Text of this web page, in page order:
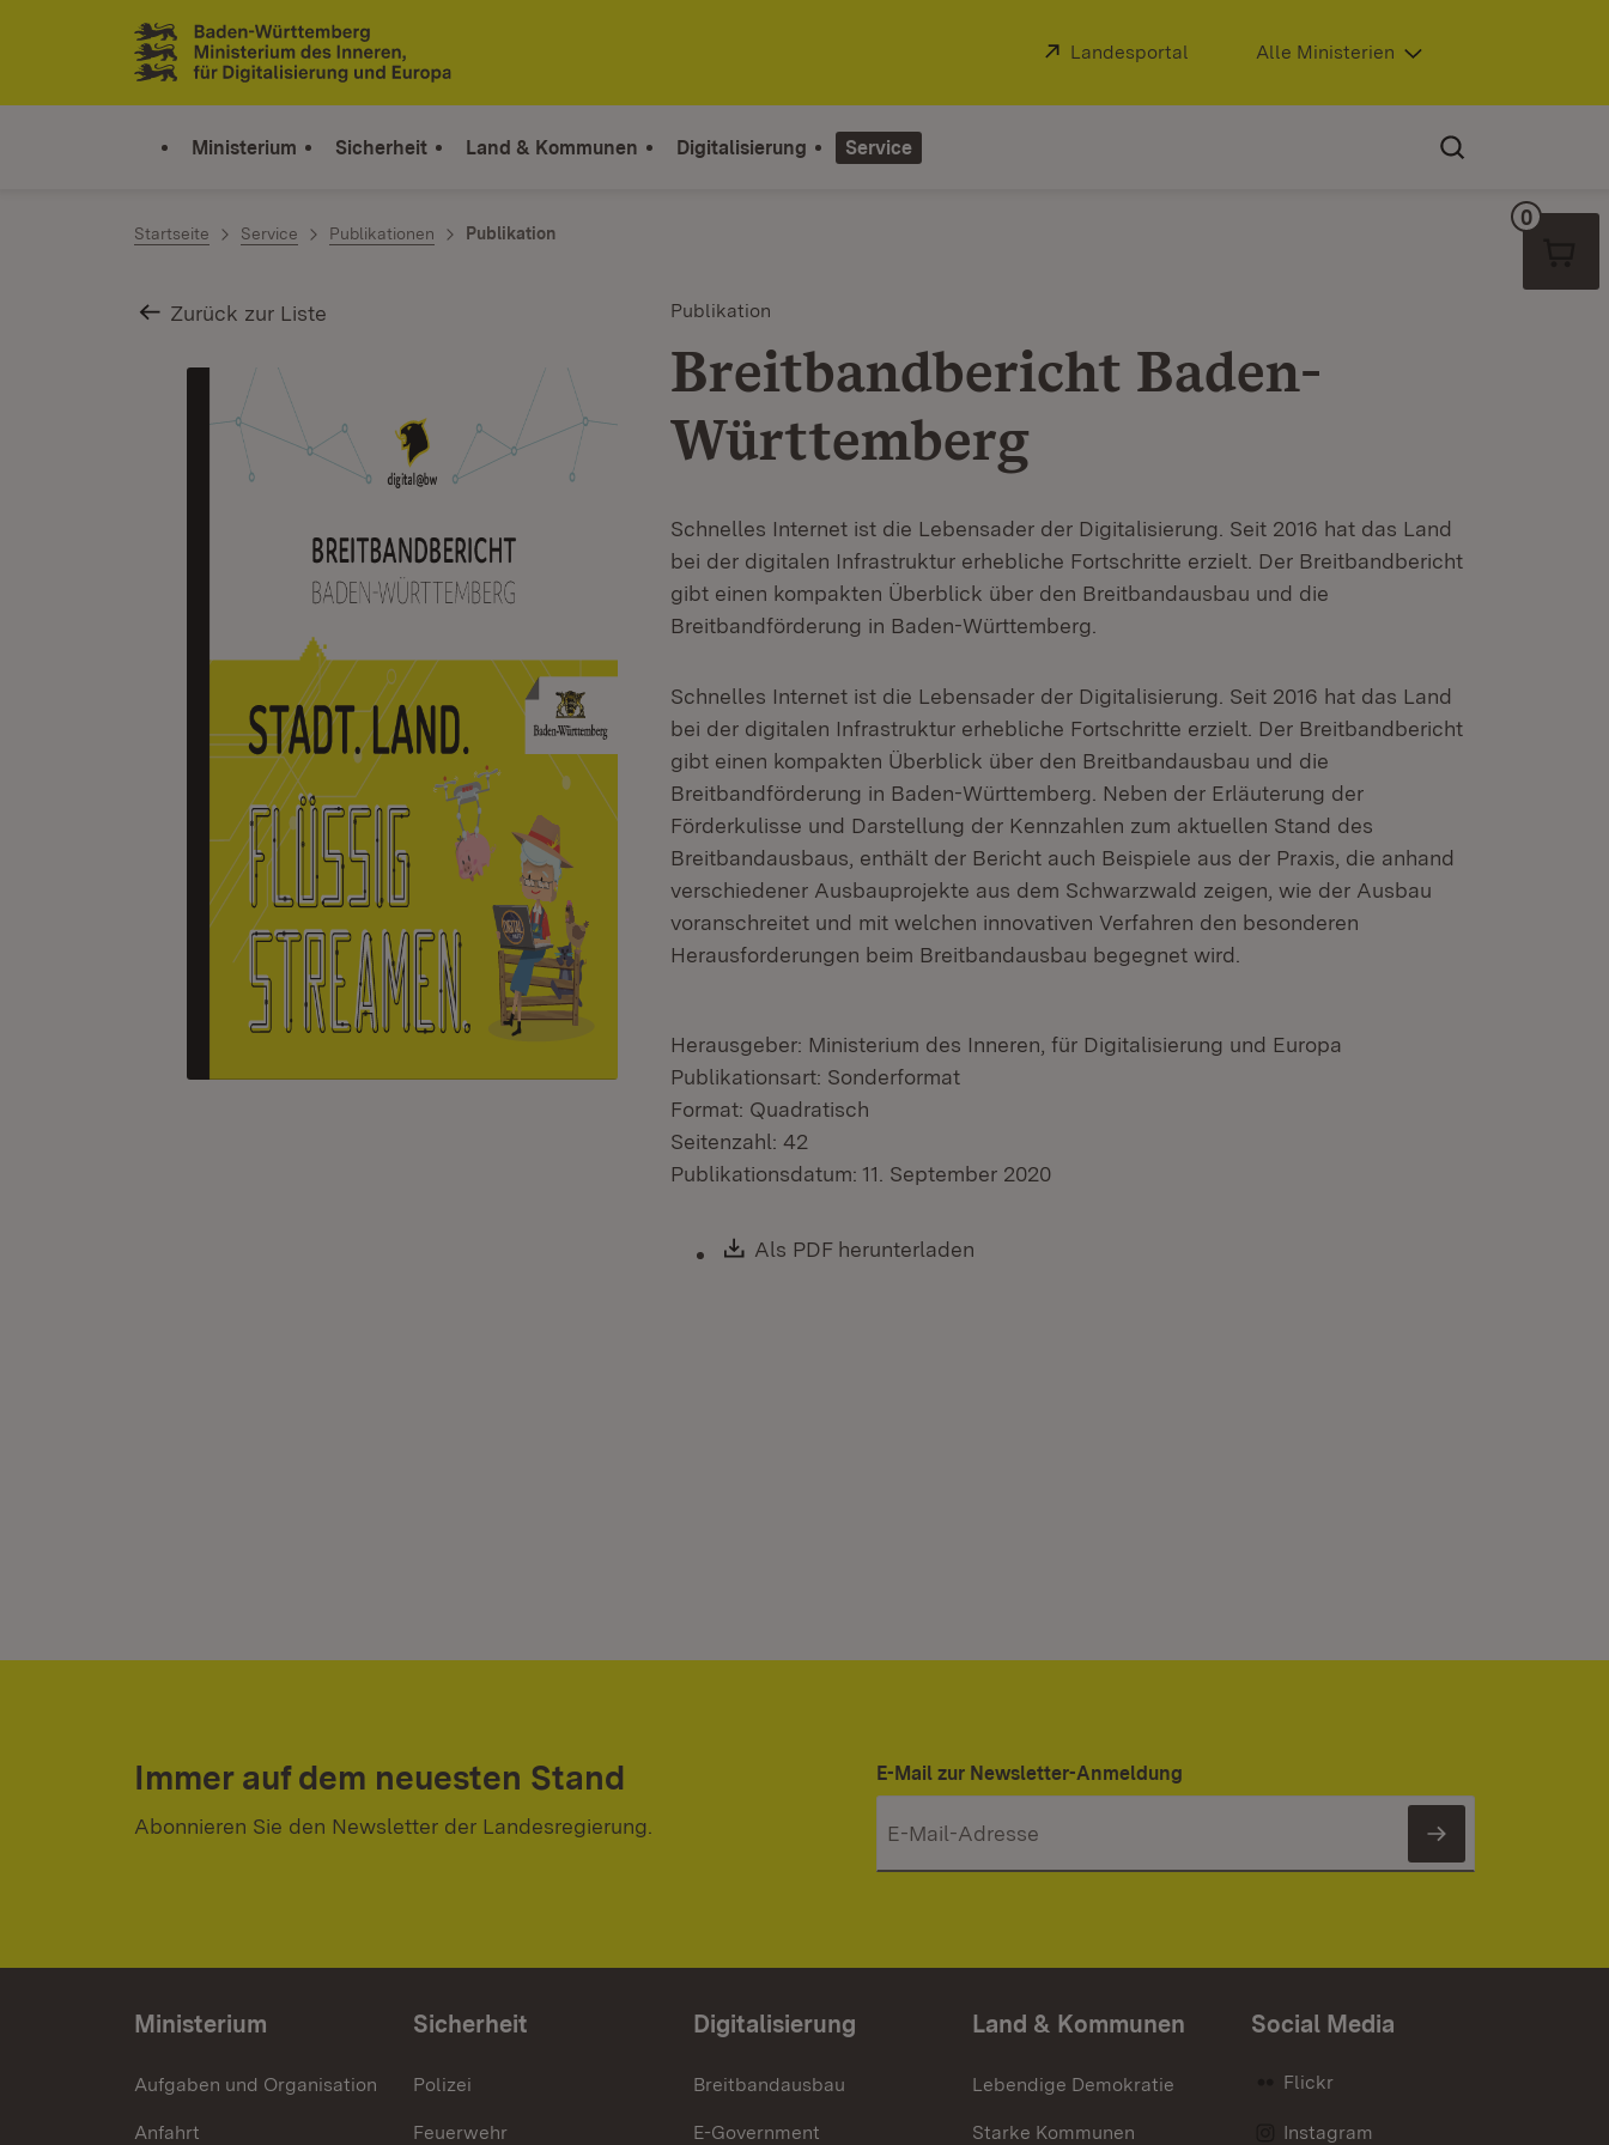
Zum Inhalt springen
Link zur Startseite
Extern:
Landesportal (Öffnet in neuem Fenster)
Alle Ministerien
Ministerium Sicherheit Land & Kommunen Digitalisierung Service
Startseite Service Publikationen Publikation
Zurück zur Liste Publikation
Breitbandbericht Baden-
Württemberg
Schnelles Internet ist die Lebensader der Digitalisierung. Seit 2016 hat das Land
bei der digitalen Infrastruktur erhebliche Fortschritte erzielt. Der Breitbandbericht
gibt einen kompakten Überblick über den Breitbandausbau und die
Breitbandförderung in Baden-Württemberg.
Schnelles Internet ist die Lebensader der Digitalisierung. Seit 2016 hat das Land
bei der digitalen Infrastruktur erhebliche Fortschritte erzielt. Der Breitbandbericht
gibt einen kompakten Überblick über den Breitbandausbau und die
Breitbandförderung in Baden-Württemberg. Neben der Erläuterung der
Förderkulisse und Darstellung der Kennzahlen zum aktuellen Stand des
Breitbandausbaus, enthält der Bericht auch Beispiele aus der Praxis, die anhand
verschiedener Ausbauprojekte aus dem Schwarzwald zeigen, wie der Ausbau
voranschreitet und mit welchen innovativen Verfahren den besonderen
Herausforderungen beim Breitbandausbau begegnet wird.
Herausgeber: Ministerium des Inneren, für Digitalisierung und Europa
Publikationsart: Sonderformat
Format: Quadratisch
Seitenzahl: 42
Publikationsdatum: 11. September 2020
Download:
Als PDF herunterladen
0
Immer auf dem neuesten Stand
Abonnieren Sie den Newsletter der Landesregierung.
E-Mail zur Newsletter-Anmeldung
Newsletter
Ministerium
Aufgaben und Organisation
Anfahrt
Sicherheit
Polizei
Feuerwehr
Digitalisierung
Breitbandausbau
E-Government
Land & Kommunen
Lebendige Demokratie
Starke Kommunen
Social Media
Flickr
Instagram